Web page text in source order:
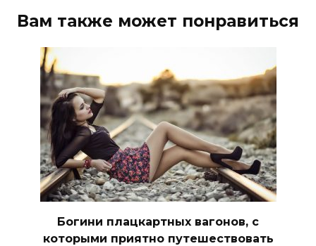
Вам также может понравиться
Богини плацкартных вагонов, с
которыми приятно путешествовать